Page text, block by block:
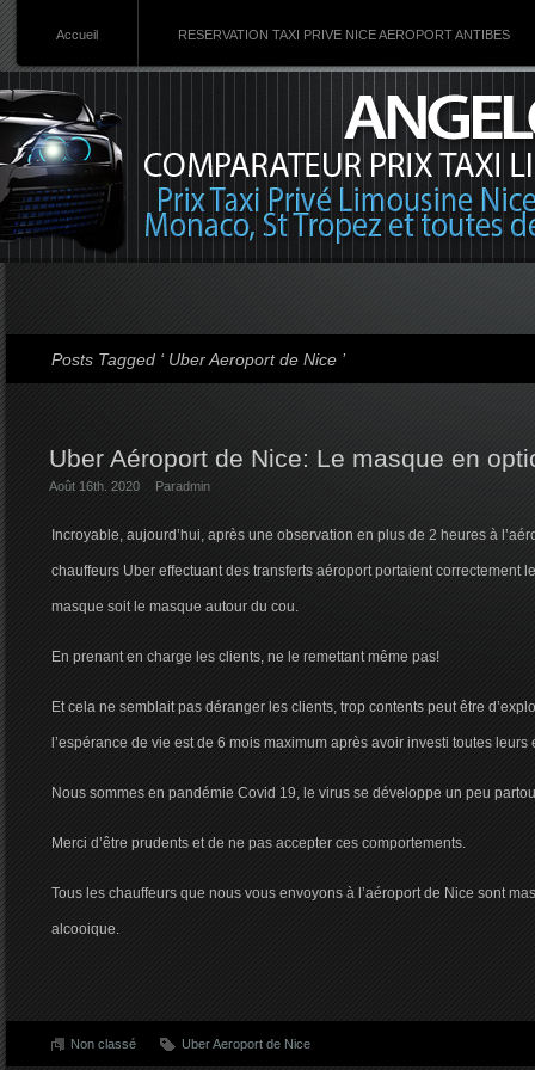
Accueil RESERVATION TAXI PRIVE NICE AEROPORT ANTIBES
Posts Tagged ‘ Uber Aeroport de Nice ’
Uber Aéroport de Nice: Le masque en
Août 16th. 2020 Paradmin
Incroyable, aujourd’hui, après une observation en plus de 2 heures à
chauffeurs Uber effectuant des transferts aéroport portaient correctement
masque soit le masque autour du cou.
En prenant en charge les clients, ne le remettant même pas!
Et cela ne semblait pas déranger les clients, trop contents peut être
l’espérance de vie est de 6 mois maximum après avoir investi toutes leurs
Nous sommes en pandémie Covid 19, le virus se développe un peu
Merci d’être prudents et de ne pas accepter ces comportements.
Tous les chauffeurs que nous vous envoyons à l’aéroport de Nice sont
alcooique.
Non classé Uber Aeroport de Nice